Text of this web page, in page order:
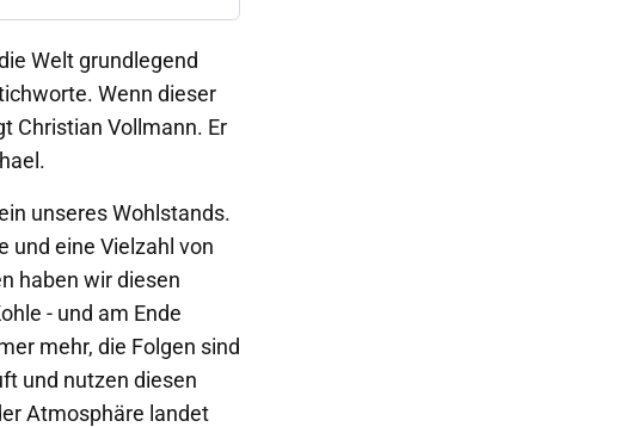
Welt grundlegend
Wenn dieser
Christian Vollmann. Er
unseres Wohlstands.
und eine Vielzahl von
haben wir diesen
- und am Ende
mehr, die Folgen sind
und nutzen diesen
Atmosphäre landet